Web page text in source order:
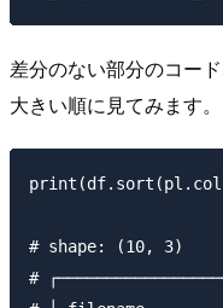
差分のない部分のコー
大きい順に見てみます。
# shape: (10, 3)
#